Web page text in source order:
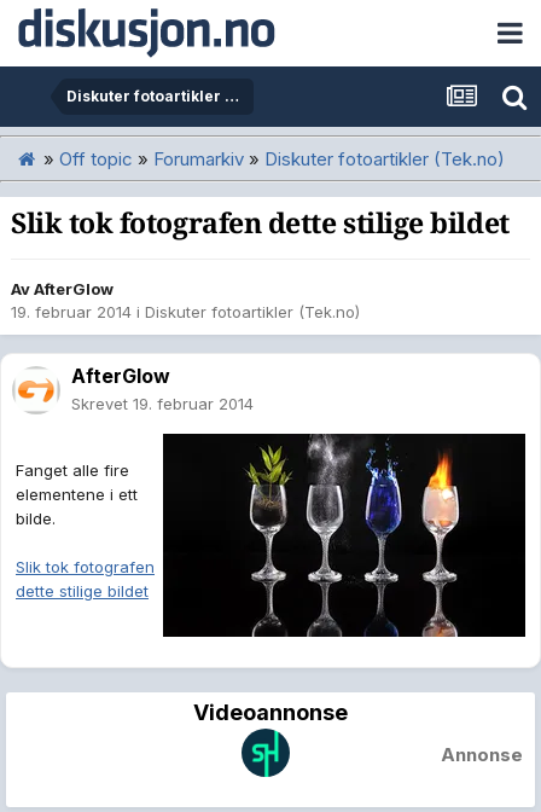
Diskuter fotoartikler (Tek.no)
» Off topic » Forumarkiv » Diskuter fotoartikler (Tek.no)
Slik tok fotografen dette stilige bildet
AvAfterGlow
19. februar 2014 i Diskuter fotoartikler (Tek.no)
AfterGlow
Skrevet 19. februar 2014
Fanget alle fire
elementene i ett
bilde.
Slik tok fotografen
dette stilige bildet
Videoannonse
Annonse